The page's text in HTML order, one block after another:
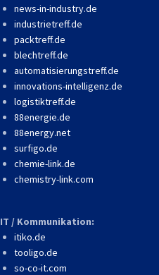
news-in-industry.de
industrietreff.de
packtreff.de
blechtreff.de
automatisierungstreff.de
innovations-intelligenz.de
logistiktreff.de
88energie.de
88energy.net
surfigo.de
chemie-link.de
chemistry-link.com
IT / Kommunikation:
itiko.de
tooligo.de
so-co-it.com